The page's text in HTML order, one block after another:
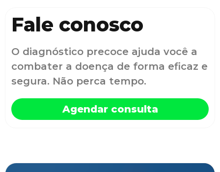
Fale conosco
O diagnóstico precoce ajuda você a
combater a doença de forma eficaz e
segura. Não perca tempo.
Agendar consulta